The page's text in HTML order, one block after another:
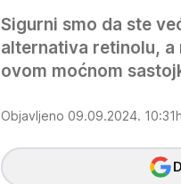
Sigurni smo da ste
alternativa retinolu, a
ovom moćnom
Objavljeno 09.09.2024. 10:31h